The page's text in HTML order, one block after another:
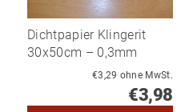
Dichtpapier Klingerit
30x50cm – 0,3mm
€3,29 ohne MwSt.
€3,98